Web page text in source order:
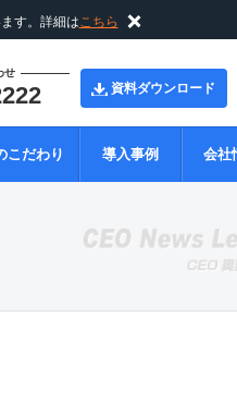
す。詳細はこちら
資料ダウンロード
せ
こだわり 導入事例 会社